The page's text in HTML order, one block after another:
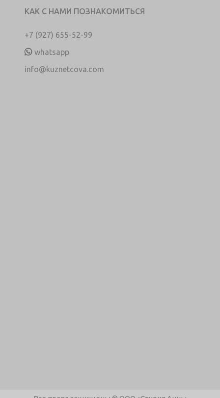
КАК С НАМИ ПОЗНАКОМИТЬСЯ
+7 (927) 655-52-99
whatsapp
info@kuznetcova.com